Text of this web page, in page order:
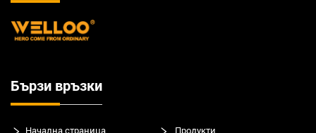
Бързи връзки
Начална страница Продукти